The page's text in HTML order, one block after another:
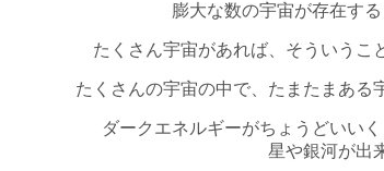
膨大な数の宇宙が存在す
たくさん宇宙があれば、そういうこ
たくさんの宇宙の中で、たまたまある
ダークエネルギーがちょうどいい
星や銀河が出